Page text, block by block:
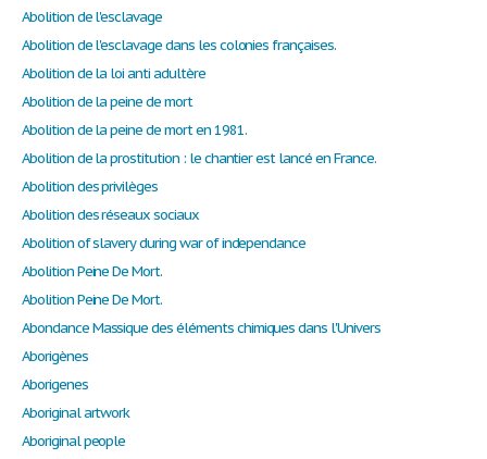
Abolition de l'esclavage
Abolition de l'esclavage dans les colonies françaises.
Abolition de la loi anti adultère
Abolition de la peine de mort
Abolition de la peine de mort en 1981.
Abolition de la prostitution : le chantier est lancé en France.
Abolition des privilèges
Abolition des réseaux sociaux
Abolition of slavery during war of independance
Abolition Peine De Mort.
Abolition Peine De Mort.
Abondance Massique des éléments chimiques dans l'Univers
Aborigènes
Aborigenes
Aboriginal artwork
Aboriginal people